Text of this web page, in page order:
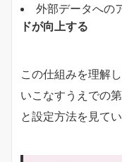
外部データへの
ドが向上する
この仕組みを理解
いこなすうえでの
と設定方法を見て